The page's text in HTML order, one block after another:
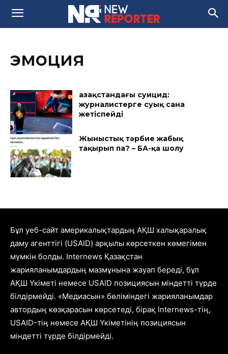
эмоция
Қазақстандағы суицид:
журналистерге суық сана
жетіспейді
Жыныстық тәрбие жабық
тақырып па? – БАҚ-қа шолу
Бұл уеб-сайт америкалықтардың АҚШ халықаралық
даму агенттігі (USAID) арқылы көрсеткен көмегімен
мүмкін болды. Internews Қазақстан
жарияланымдардың мазмұнына жауап береді, бұл
АҚШ Үкіметі немесе USAID позициясын міндетті түрде
білдірмейді. «Медиасын» бөліміндегі жарияланымдар
автордың көзқарасын көрсетеді, бірақ Internews-тің,
USAID-тің немесе АҚШ Үкіметінің позициясын
міндетті түрде білдірмейді.